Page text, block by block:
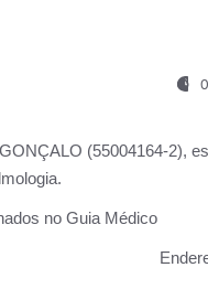
(55004164-2),
no Guia Médico
2).